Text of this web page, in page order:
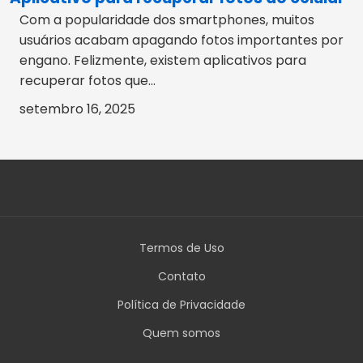
Com a popularidade dos smartphones, muitos
usuários acabam apagando fotos importantes por
engano. Felizmente, existem aplicativos para
recuperar fotos que...
setembro 16, 2025
Termos de Uso
Contato
Política de Privacidade
Quem somos